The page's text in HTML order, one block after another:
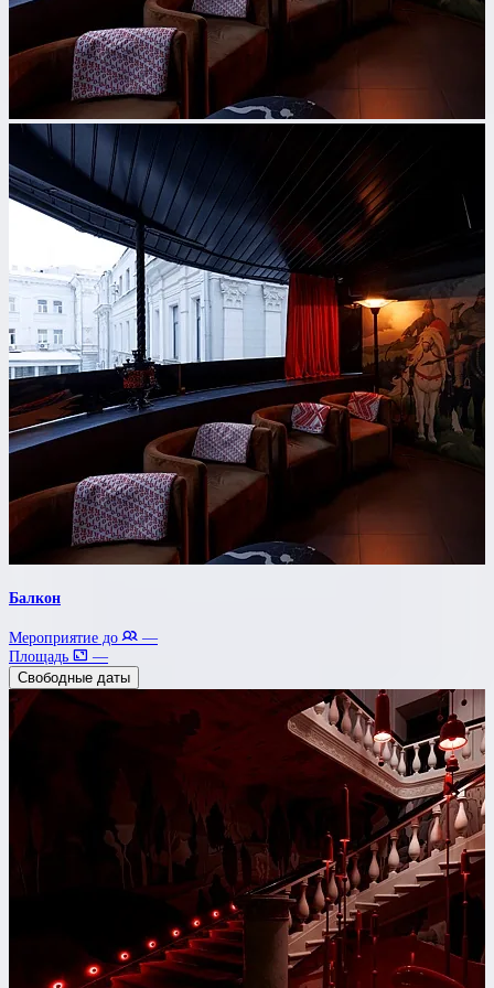
Балкон
Мероприятие до
—
Площадь
—
Свободные даты